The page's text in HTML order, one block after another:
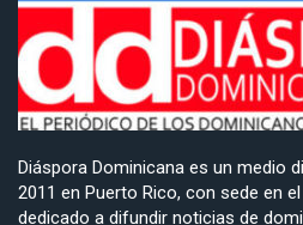
Diáspora Dominicana es un medio
2011 en Puerto Rico, con sede en
dedicado a difundir noticias de